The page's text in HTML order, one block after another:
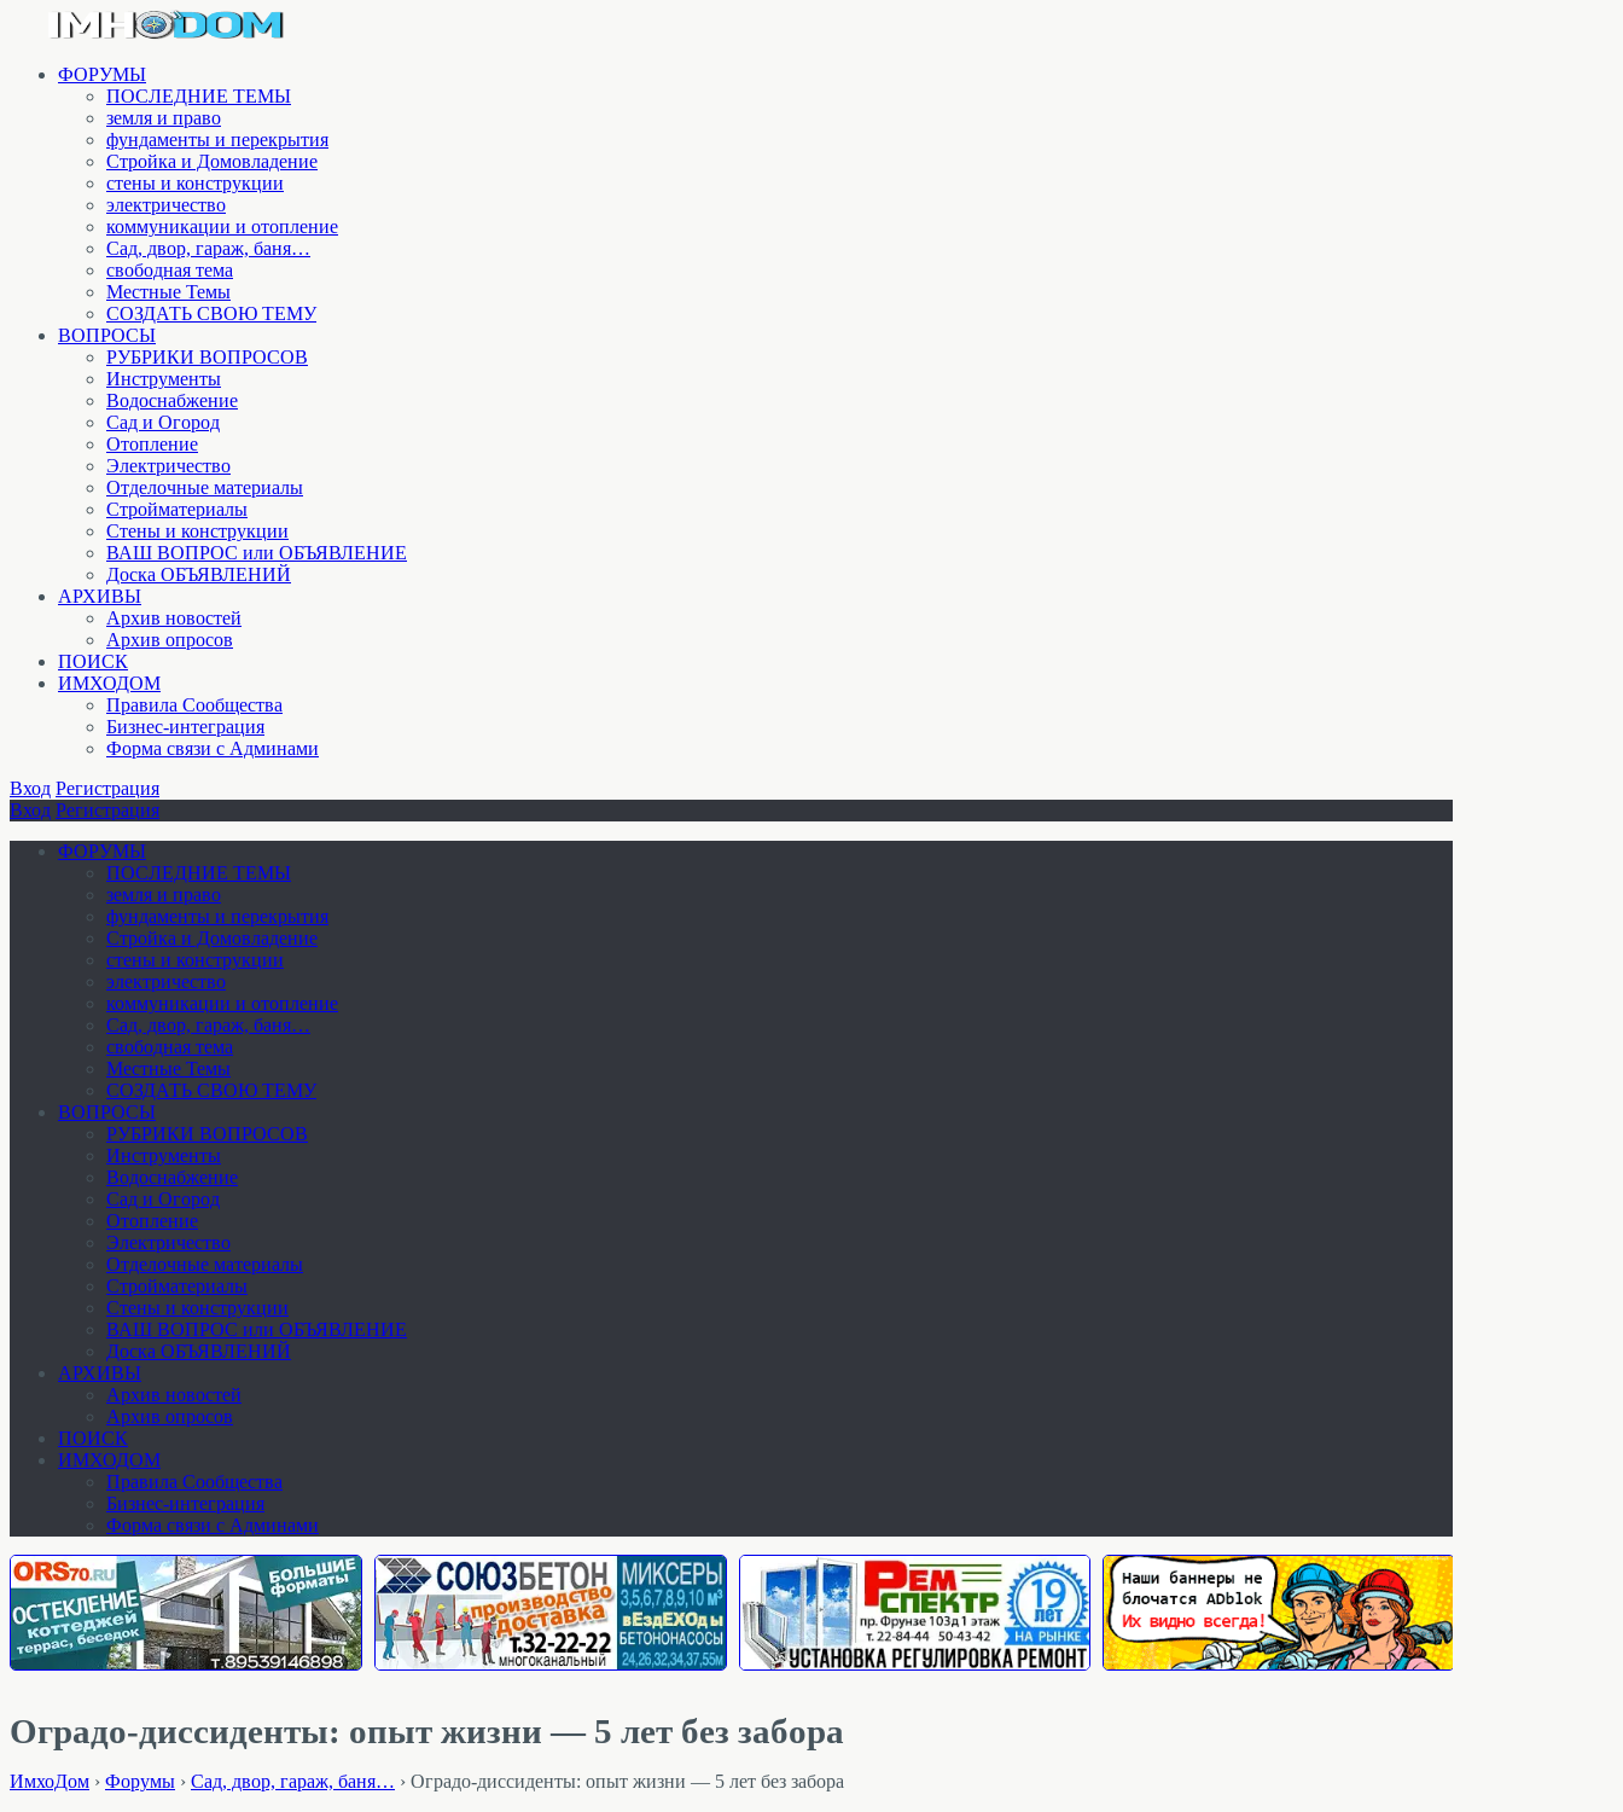
ФОРУМЫ
ПОСЛЕДНИЕ ТЕМЫ
земля и право
фундаменты и перекрытия
Стройка и Домовладение
стены и конструкции
электричество
коммуникации и отопление
Cад, двор, гараж, баня…
свободная тема
Местные Темы
СОЗДАТЬ СВОЮ ТЕМУ
ВОПРОСЫ
РУБРИКИ ВОПРОСОВ
Инструменты
Водоснабжение
Сад и Огород
Отопление
Электричество
Отделочные материалы
Стройматериалы
Стены и конструкции
ВАШ ВОПРОС или ОБЪЯВЛЕНИЕ
Доска ОБЪЯВЛЕНИЙ
АРХИВЫ
Архив новостей
Архив опросов
ПОИСК
ИМХОДОМ
Правила Сообщества
Бизнес-интеграция
Форма связи с Админами
Вход Регистрация
Вход Регистрация
ФОРУМЫ
ПОСЛЕДНИЕ ТЕМЫ
земля и право
фундаменты и перекрытия
Стройка и Домовладение
стены и конструкции
электричество
коммуникации и отопление
Cад, двор, гараж, баня…
свободная тема
Местные Темы
СОЗДАТЬ СВОЮ ТЕМУ
ВОПРОСЫ
РУБРИКИ ВОПРОСОВ
Инструменты
Водоснабжение
Сад и Огород
Отопление
Электричество
Отделочные материалы
Стройматериалы
Стены и конструкции
ВАШ ВОПРОС или ОБЪЯВЛЕНИЕ
Доска ОБЪЯВЛЕНИЙ
АРХИВЫ
Архив новостей
Архив опросов
ПОИСК
ИМХОДОМ
Правила Сообщества
Бизнес-интеграция
Форма связи с Админами
Оградо-диссиденты: опыт жизни — 5 лет без забора
ИмхоДом › Форумы › Cад, двор, гараж, баня… › Оградо-диссиденты: опыт жизни — 5 лет без забора